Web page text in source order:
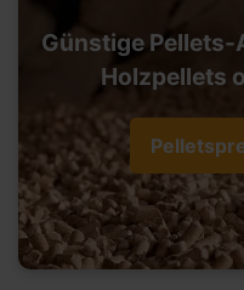
Günstige
Holzpellets